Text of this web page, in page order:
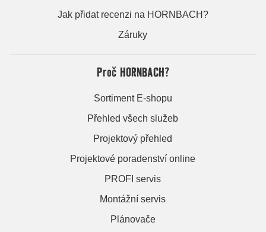
Jak přidat recenzi na HORNBACH?
Záruky
Proč HORNBACH?
Sortiment E-shopu
Přehled všech služeb
Projektový přehled
Projektové poradenství online
PROFI servis
Montážní servis
Plánovače